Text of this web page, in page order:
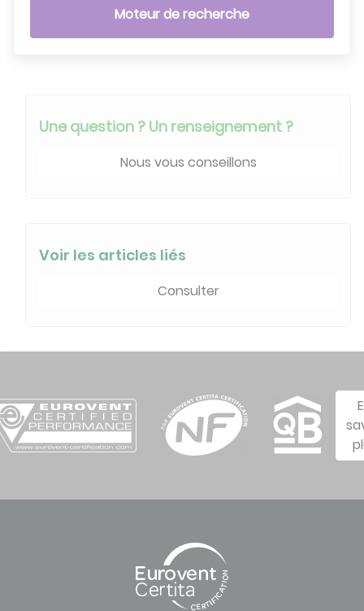
Moteur de recherche
Une question ? Un renseignement ?
Nous vous conseillons
Voir les articles liés
Consulter